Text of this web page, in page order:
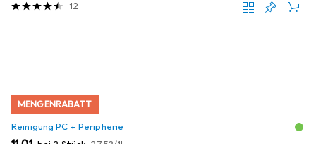
12
MENGENRABATT
Reinigung PC + Peripherie
EUR